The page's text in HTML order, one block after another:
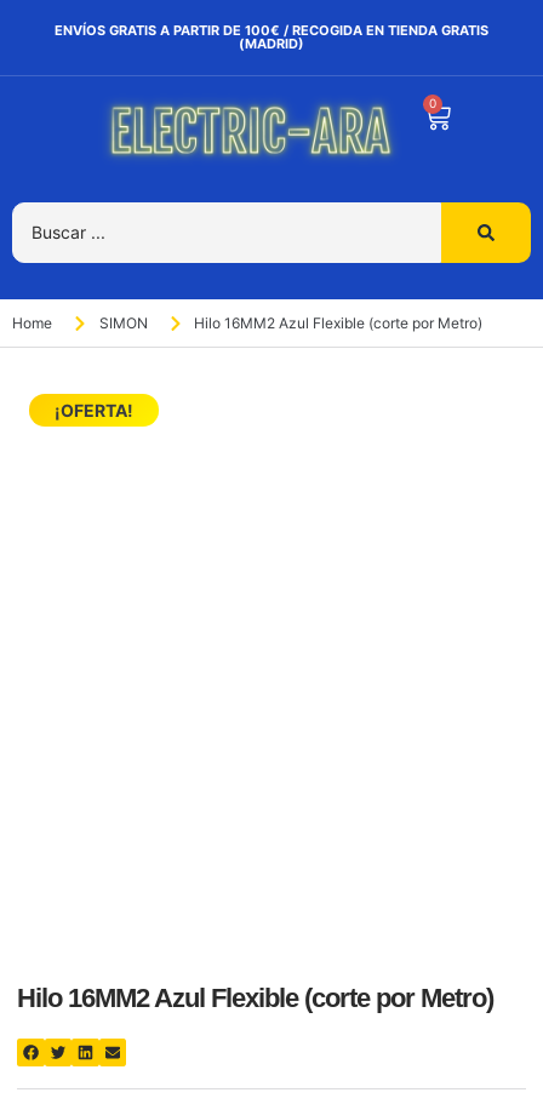
ENVÍOS GRATIS A PARTIR DE 100€ / RECOGIDA EN TIENDA GRATIS
(MADRID)
0
Home SIMON Hilo 16MM2 Azul Flexible (corte por Metro)
¡OFERTA!
Hilo 16MM2 Azul Flexible (corte por Metro)